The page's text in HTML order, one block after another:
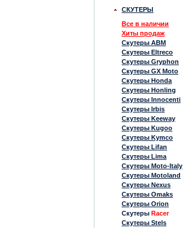
СКУТЕРЫ
Все в наличии
Хиты продаж
Скутеры ABM
Скутеры Eltreco
Скутеры Gryphon
Скутеры GX Moto
Скутеры Honda
Скутеры Honling
Скутеры Innocenti
Скутеры Irbis
Скутеры Keeway
Скутеры Kugoo
Скутеры Kymco
Скутеры Lifan
Скутеры Lima
Скутеры Moto-Italy
Скутеры Motoland
Скутеры Nexus
Скутеры Omaks
Скутеры Orion
Скутеры Racer
Скутеры Stels